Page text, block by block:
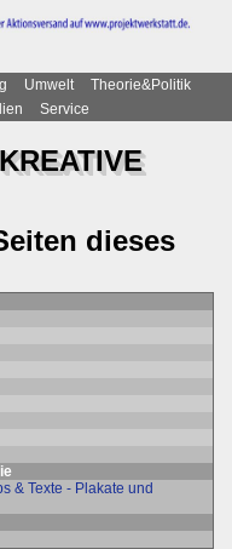
Umwelt
Theorie&Politik
Service
dieses
& Texte - Plakate und